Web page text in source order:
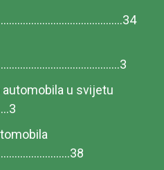
u svijetu